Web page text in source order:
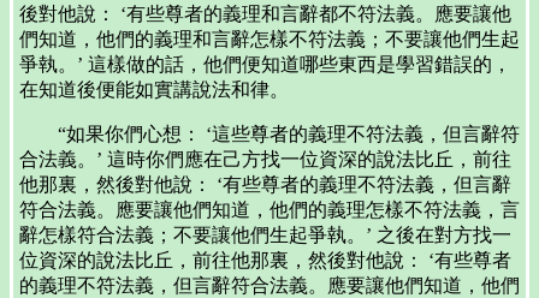
後對他說： ‘有些尊者的義理和言辭都不符法義。應要讓他
們知道，他們的義理和言辭怎樣不符法義；不要讓他們生起
爭執。’ 這樣做的話，他們便知道哪些東西是學習錯誤的，
在知道後便能如實講說法和律。
“如果你們心想： ‘這些尊者的義理不符法義，但言辭符
合法義。’ 這時你們應在己方找一位資深的說法比丘，前往
他那裏，然後對他說： ‘有些尊者的義理不符法義，但言辭
符合法義。應要讓他們知道，他們的義理怎樣不符法義，言
辭怎樣符合法義；不要讓他們生起爭執。’ 之後在對方找一
位資深的說法比丘，前往他那裏，然後對他說： ‘有些尊者
的義理不符法義，但言辭符合法義。應要讓他們知道，他們